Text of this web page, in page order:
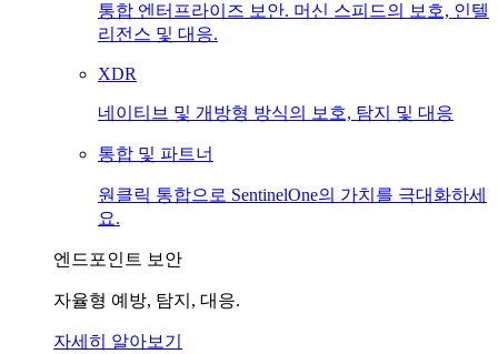
통합 엔터프라이즈 보안. 머신 스피드의 보호, 인텔
리전스 및 대응.
XDR
네이티브 및 개방형 방식의 보호, 탐지 및 대응
통합 및 파트너
원클릭 통합으로 SentinelOne의 가치를 극대화하세
요.
엔드포인트 보안
자율형 예방, 탐지, 대응.
자세히 알아보기